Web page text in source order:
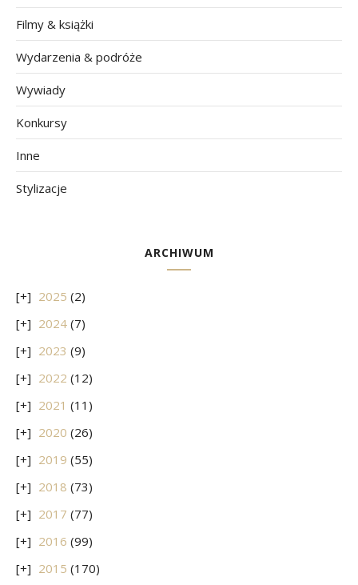
Filmy & książki
Wydarzenia & podróże
Wywiady
Konkursy
Inne
Stylizacje
ARCHIWUM
2025 (2)
2024 (7)
2023 (9)
2022 (12)
2021 (11)
2020 (26)
2019 (55)
2018 (73)
2017 (77)
2016 (99)
2015 (170)